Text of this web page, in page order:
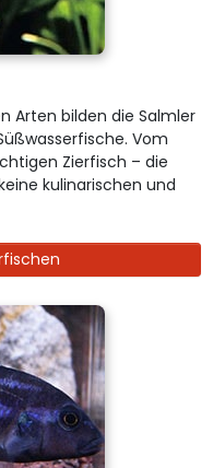
Arten bilden die Salmler
Vom
Zierfisch – die
kulinarischen und